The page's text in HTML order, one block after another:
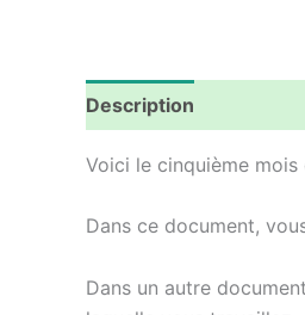
Description
Voici le cinquième
Dans ce document,
Dans un autre